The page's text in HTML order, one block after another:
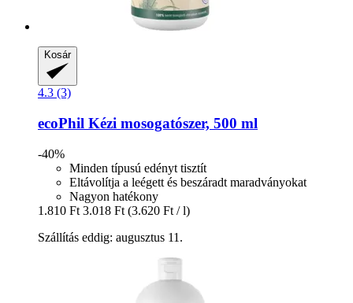
Kosár
4.3 (3)
ecoPhil Kézi mosogatószer, 500 ml
-40%
Minden típusú edényt tisztít
Eltávolítja a leégett és beszáradt maradványokat
Nagyon hatékony
1.810 Ft 3.018 Ft (3.620 Ft / l)
Szállítás eddig: augusztus 11.